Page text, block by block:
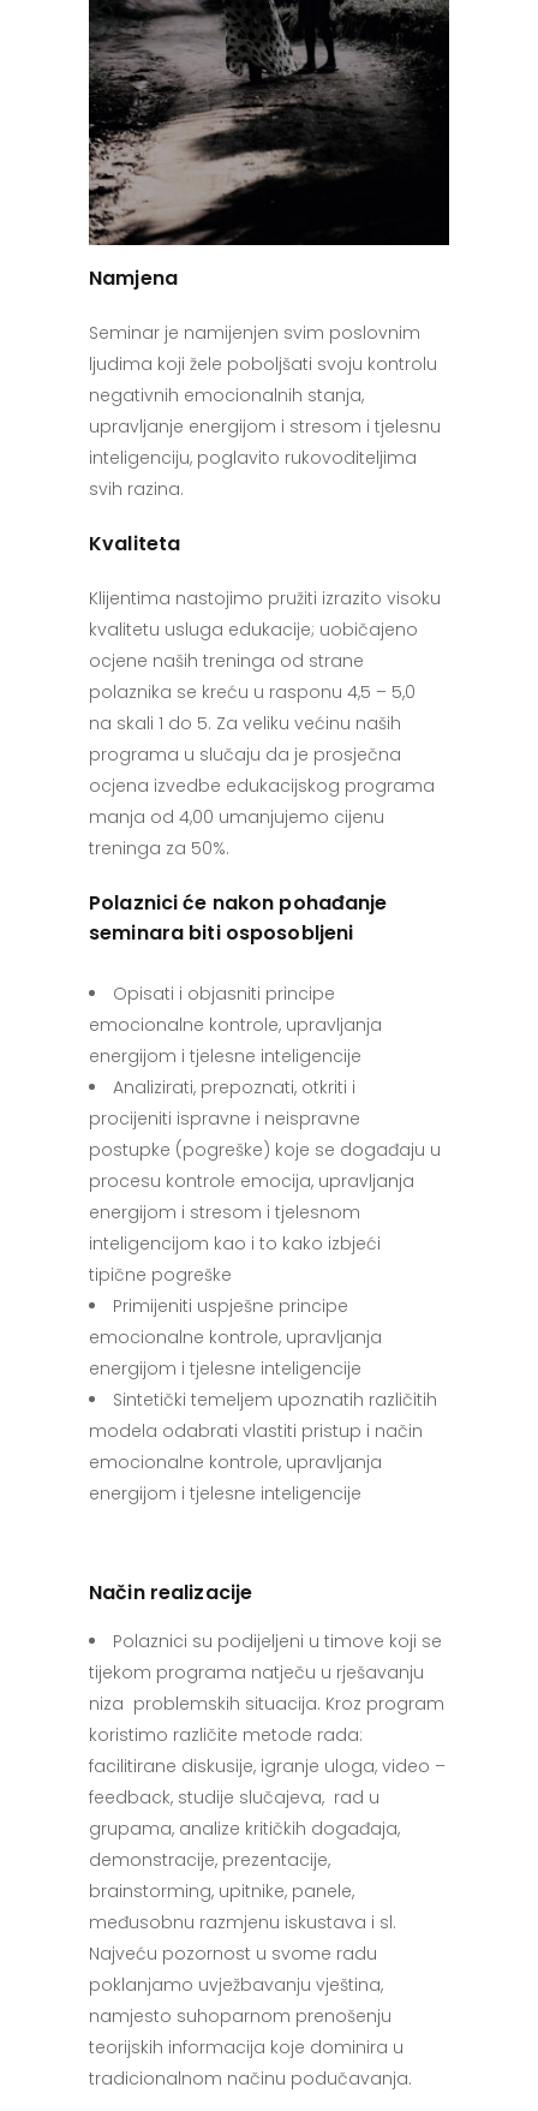
Namjena
Seminar je namijenjen svim poslovnim
ljudima koji žele poboljšati svoju kontrolu
negativnih emocionalnih stanja,
upravljanje energijom i stresom i tjelesnu
inteligenciju, poglavito rukovoditeljima
svih razina.
Kvaliteta
Klijentima nastojimo pružiti izrazito visoku
kvalitetu usluga edukacije; uobičajeno
ocjene naših treninga od strane
polaznika se kreću u rasponu 4,5 – 5,0
na skali 1 do 5. Za veliku većinu naših
programa u slučaju da je prosječna
ocjena izvedbe edukacijskog programa
manja od 4,00 umanjujemo cijenu
treninga za 50%.
Polaznici će nakon pohađanje
seminara biti osposobljeni
Opisati i objasniti principe
emocionalne kontrole, upravljanja
energijom i tjelesne inteligencije
Analizirati, prepoznati, otkriti i
procijeniti ispravne i neispravne
postupke (pogreške) koje se događaju u
procesu kontrole emocija, upravljanja
energijom i stresom i tjelesnom
inteligencijom kao i to kako izbjeći
tipične pogreške
Primijeniti uspješne principe
emocionalne kontrole, upravljanja
energijom i tjelesne inteligencije
Sintetički temeljem upoznatih različitih
modela odabrati vlastiti pristup i način
emocionalne kontrole, upravljanja
energijom i tjelesne inteligencije
Način realizacije
Polaznici su podijeljeni u timove koji se
tijekom programa natječu u rješavanju
niza problemskih situacija. Kroz program
koristimo različite metode rada:
facilitirane diskusije, igranje uloga, video –
feedback, studije slučajeva, rad u
grupama, analize kritičkih događaja,
demonstracije, prezentacije,
brainstorming, upitnike, panele,
međusobnu razmjenu iskustava i sl.
Najveću pozornost u svome radu
poklanjamo uvježbavanju vještina,
namjesto suhoparnom prenošenju
teorijskih informacija koje dominira u
tradicionalnom načinu podučavanja.